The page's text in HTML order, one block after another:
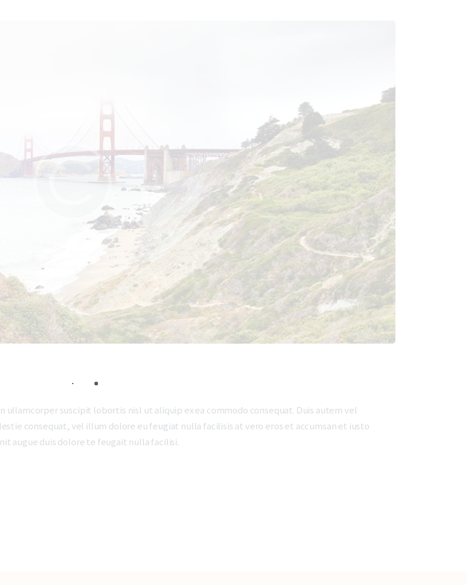
ullamcorper suscipit lobortis nisl ut aliquip ex ea commodo consequat. Duis autem vel
consequat, vel illum dolore eu feugiat nulla facilisis at vero eros et accumsan et iusto
augue duis dolore te feugait nulla facilisi.